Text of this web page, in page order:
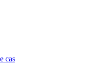
cas